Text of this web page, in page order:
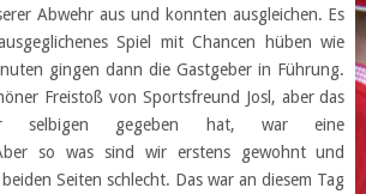
Abwehr aus und konnten ausgleichen. Es
Spiel mit Chancen hüben wie
gingen dann die Gastgeber in Führung.
Freistoß von Sportsfreund Josl, aber das
selbigen gegeben hat, war eine
so was sind wir erstens gewohnt und
Seiten schlecht. Das war an diesem Tag